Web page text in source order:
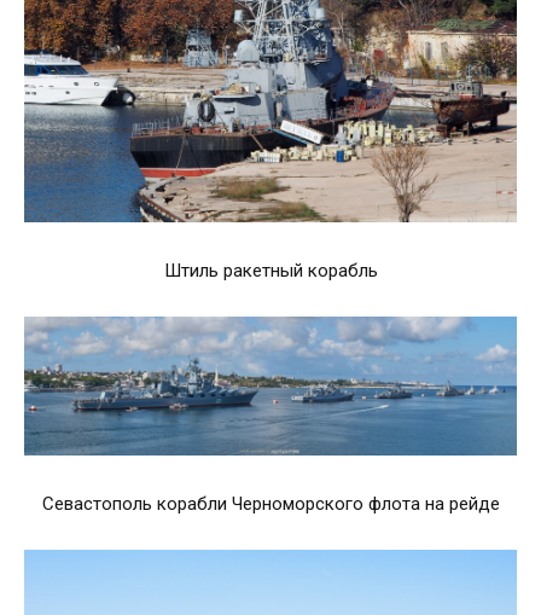
Штиль ракетный корабль
Севастополь корабли Черноморского флота на рейде